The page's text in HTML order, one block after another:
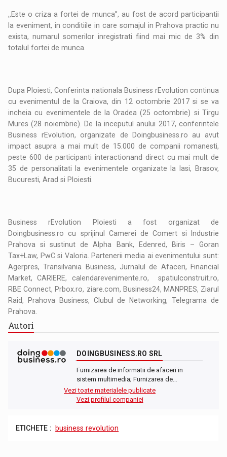
,,Este o criza a fortei de munca’’, au fost de acord participantii
la eveniment, in conditiile in care somajul in Prahova practic nu
exista, numarul somerilor inregistrati fiind mai mic de 3% din
totalul fortei de munca.
Dupa Ploiesti, Conferinta nationala Business rEvolution continua
cu evenimentul de la Craiova, din 12 octombrie 2017 si se va
incheia cu evenimentele de la Oradea (25 octombrie) si Tirgu
Mures (28 noiembrie). De la inceputul anului 2017, conferintele
Business rEvolution, organizate de Doingbusiness.ro au avut
impact asupra a mai mult de 15.000 de companii romanesti,
peste 600 de participanti interactionand direct cu mai mult de
35 de personalitati la evenimentele organizate la Iasi, Brasov,
Bucuresti, Arad si Ploiesti.
Business rEvolution Ploiesti a fost organizat de
Doingbusiness.ro cu sprijinul Camerei de Comert si Industrie
Prahova si sustinut de Alpha Bank, Edenred, Biris – Goran
Tax+Law, PwC si Valoria. Partenerii media ai evenimentului sunt:
Agerpres, Transilvania Business, Jurnalul de Afaceri, Financial
Market, CARIERE, calendarevenimente.ro, spatiulconstruit.ro,
RBE Connect, Prbox.ro, ziare.com, Business24, MANPRES, Ziarul
Raid, Prahova Business, Clubul de Networking, Telegrama de
Prahova.
Autori
DOINGBUSINESS.RO SRL
Furnizarea de informatii de afaceri in
sistem multimedia; Furnizarea de…
Vezi toate materialele publicate
Vezi profilul companiei
ETICHETE : business revolution